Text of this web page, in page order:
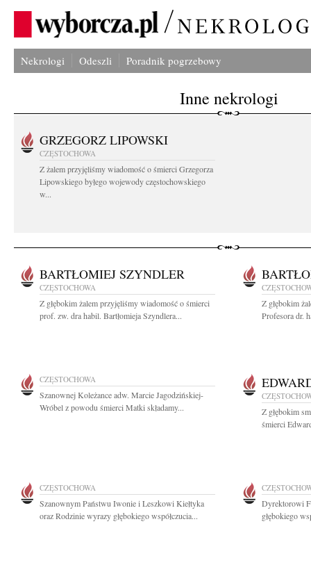
Nekrologi Odeszli Poradnik pogrzebowy
Inne nekrologi
GRZEGORZ LIPOWSKI
CZĘSTOCHOWA
Z żalem przyjęliśmy wiadomość o śmierci Grzegorza
Lipowskiego byłego wojewody częstochowskiego
w...
BARTŁOMIEJ SZYNDLER
CZĘSTOCHOWA
Z głębokim żalem przyjęliśmy wiadomość o śmierci
prof. zw. dra habil. Bartłomieja Szyndlera...
Z głębokim
Profesora dr.
CZĘSTOCHOWA
Szanownej Koleżance adw. Marcie Jagodzińskiej-
Wróbel z powodu śmierci Matki składamy...
Z głębokim
śmierci
CZĘSTOCHOWA
Szanownym Państwu Iwonie i Leszkowi Kiełtyka
oraz Rodzinie wyrazy głębokiego współczucia...
Dyrektorowi
głębokiego